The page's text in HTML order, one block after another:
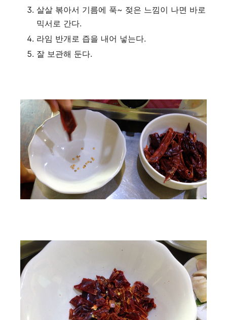
살살 볶아서 기름에 푹~ 젖은 느낌이 나면 바로
믹서로 간다.
라임 반개로 즙을 내어 넣는다.
잘 보관해 둔다.